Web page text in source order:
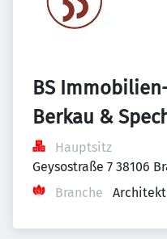
BS
Berkau &
Hauptsitz
Geysostraße 7 38106
Branche